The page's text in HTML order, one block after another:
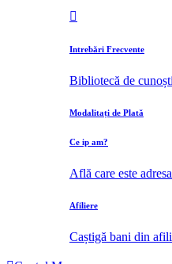
Intrebări Frecvente
Bibliotecă de
Modalitați de Plată
Ce ip am?
Află care este
Afiliere
Caștigă bani din